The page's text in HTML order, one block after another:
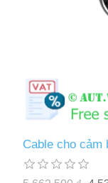
Cable cho cảm